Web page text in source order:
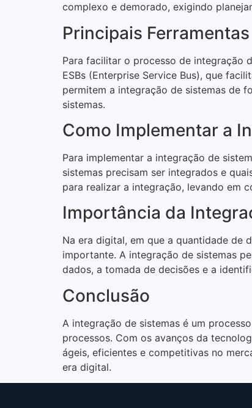
complexo e demorado, exigindo
Principais
Para facilitar o processo de integração
ESBs (Enterprise Service Bus), que
permitem a integração de sistemas de
sistemas.
Como Implementar a
Para implementar a integração de
sistemas precisam ser integrados e
para realizar a integração, levando em
Importância da
Na era digital, em que a quantidade de
importante. A integração de sistemas
dados, a tomada de decisões e a
Conclusão
A integração de sistemas é um
processos. Com os avanços da
ágeis, eficientes e competitivas no
era digital.